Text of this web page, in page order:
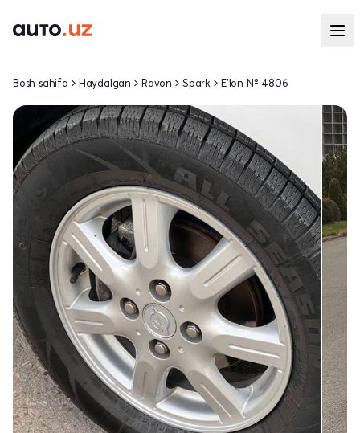
Bosh sahifa Haydalgan Ravon Spark E'lon № 4806